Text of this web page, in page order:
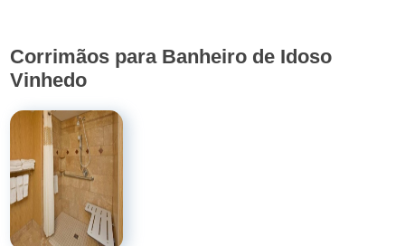
Corrimãos para Banheiro de Idoso
Vinhedo